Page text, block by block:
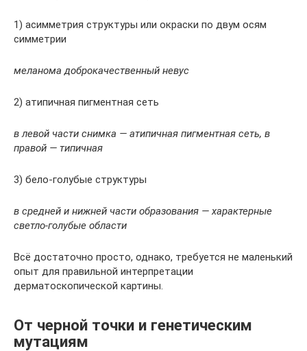
1) асимметрия структуры или окраски по двум осям
симметрии
меланома доброкачественный невус
2) атипичная пигментная сеть
в левой части снимка — атипичная пигментная сеть, в
правой — типичная
3) бело-голубые структуры
в средней и нижней части образования — характерные
светло-голубые области
Всё достаточно просто, однако, требуется не маленький
опыт для правильной интерпретации
дерматоскопической картины.
От черной точки и генетическим
мутациям